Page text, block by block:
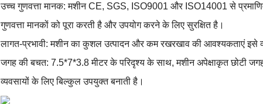
उच्च गुणवत्ता मानक: मशीन CE, SGS, ISO9001 और ISO14001 से
गुणवत्ता मानकों को पूरा करती है और उपयोग करने के लिए सुरक्षित है।
लागत-प्रभावी: मशीन का कुशल उत्पादन और कम रखरखाव की आवश्यकताएं इसे
जगह की बचत: 7.5*7*3.8 मीटर के परिदृश्य के साथ, मशीन अपेक्षाकृत छोटी
व्यवसायों के लिए बिल्कुल उपयुक्त बनाती है।